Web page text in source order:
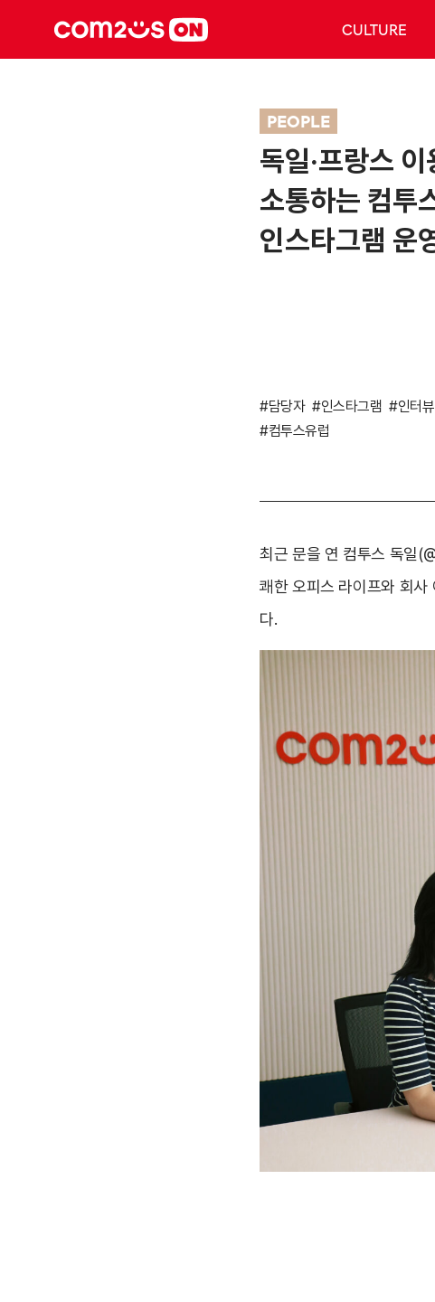
CULTURE
PEOPLE
독일·프랑스
소통하는 컴투
인스타그램 운
#담당자 #인스타그램 #인터뷰
#컴투스유럽
최근 문을 연 컴투스 독일
쾌한 오피스 라이프와 회사
다.